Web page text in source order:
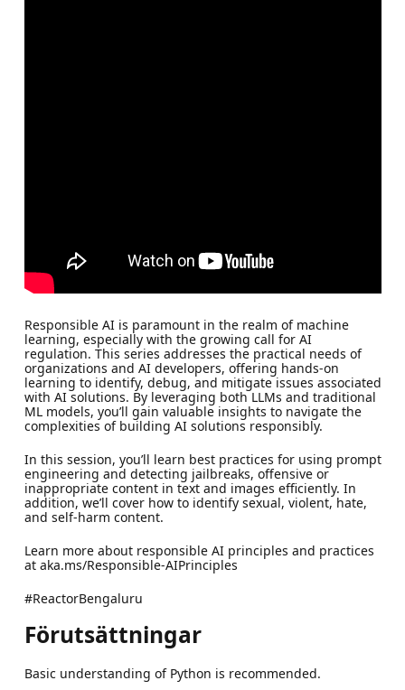
Responsible AI is paramount in the realm of machine
learning, especially with the growing call for AI
regulation. This series addresses the practical needs of
organizations and AI developers, offering hands-on
learning to identify, debug, and mitigate issues associated
with AI solutions. By leveraging both LLMs and traditional
ML models, you’ll gain valuable insights to navigate the
complexities of building AI solutions responsibly.
In this session, you’ll learn best practices for using prompt
engineering and detecting jailbreaks, offensive or
inappropriate content in text and images efficiently. In
addition, we’ll cover how to identify sexual, violent, hate,
and self-harm content.
Learn more about responsible AI principles and practices
at aka.ms/Responsible-AIPrinciples
#ReactorBengaluru
Förutsättningar
Basic understanding of Python is recommended.